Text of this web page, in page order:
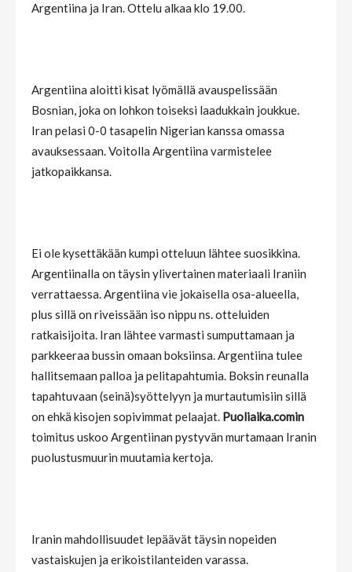
Argentiina ja Iran. Ottelu alkaa klo 19.00.
Argentiina aloitti kisat lyömällä avauspelissään
Bosnian, joka on lohkon toiseksi laadukkain joukkue.
Iran pelasi 0-0 tasapelin Nigerian kanssa omassa
avauksessaan. Voitolla Argentiina varmistelee
jatkopaikkansa.
Ei ole kysettäkään kumpi otteluun lähtee suosikkina.
Argentiinalla on täysin ylivertainen materiaali Iraniin
verrattaessa. Argentiina vie jokaisella osa-alueella,
plus sillä on riveissään iso nippu ns. otteluiden
ratkaisijoita. Iran lähtee varmasti sumputtamaan ja
parkkeeraa bussin omaan boksiinsa. Argentiina tulee
hallitsemaan palloa ja pelitapahtumia. Boksin reunalla
tapahtuvaan (seinä)syöttelyyn ja murtautumisiin sillä
on ehkä kisojen sopivimmat pelaajat. Puoliaika.comin
toimitus uskoo Argentiinan pystyvän murtamaan Iranin
puolustusmuurin muutamia kertoja.
Iranin mahdollisuudet lepäävät täysin nopeiden
vastaiskujen ja erikoistilanteiden varassa.